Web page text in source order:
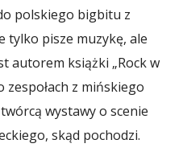
polskiego bigbitu z
tylko pisze muzykę, ale
autorem książki „Rock w
zespołach z mińskiego
wystawy o scenie
skąd pochodzi.